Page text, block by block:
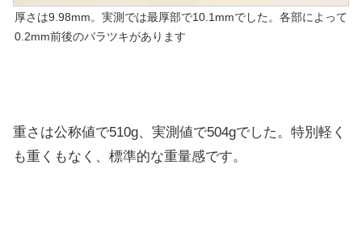
厚さは9.98mm。実測では最厚部で10.1mmでした。各部によって
0.2mm前後のバラツキがあります
重さは公称値で510g、実測値で504gでした。特別軽く
も重くもなく、標準的な重量感です。